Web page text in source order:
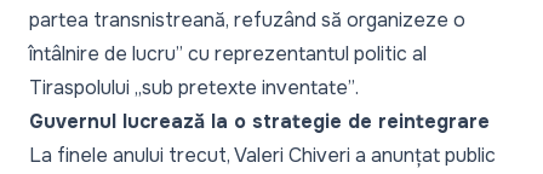
partea transnistreană, refuzând să organizeze o
întâlnire de lucru” cu reprezentantul politic al
Tiraspolului „sub pretexte inventate”.
Guvernul lucrează la o strategie de reintegrare
La finele anului trecut, Valeri Chiveri a anunțat public